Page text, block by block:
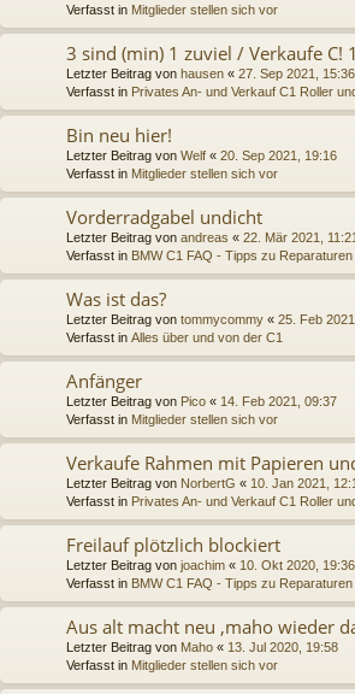
Verfasst in Mitglieder stellen sich vor
3 sind (min) 1 zuviel / Verkaufe C!
Letzter Beitrag von hausen « 27. Sep 2021, 15:36
Verfasst in Privates An- und Verkauf C1 Roller
Bin neu hier!
Letzter Beitrag von Welf « 20. Sep 2021, 19:16
Verfasst in Mitglieder stellen sich vor
Vorderradgabel undicht
Letzter Beitrag von andreas « 22. Mär 2021, 11:21
Verfasst in BMW C1 FAQ - Tipps zu Reparaturen
Was ist das?
Letzter Beitrag von tommycommy « 25. Feb
Verfasst in Alles über und von der C1
Anfänger
Letzter Beitrag von Pico « 14. Feb 2021, 09:37
Verfasst in Mitglieder stellen sich vor
Verkaufe Rahmen mit Papieren
Letzter Beitrag von NorbertG « 10. Jan 2021,
Verfasst in Privates An- und Verkauf C1 Roller
Freilauf plötzlich blockiert
Letzter Beitrag von joachim « 10. Okt 2020, 19:36
Verfasst in BMW C1 FAQ - Tipps zu Reparaturen
Aus alt macht neu ,maho wieder
Letzter Beitrag von Maho « 13. Jul 2020, 19:58
Verfasst in Mitglieder stellen sich vor